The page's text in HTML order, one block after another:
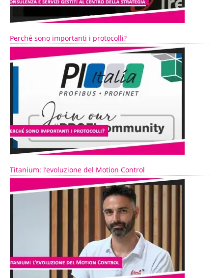
Perché sono importanti i protocolli?
Titanium: l’evoluzione del Motion Control